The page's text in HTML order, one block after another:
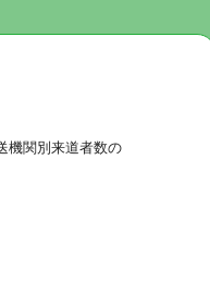
機関別来道者数の